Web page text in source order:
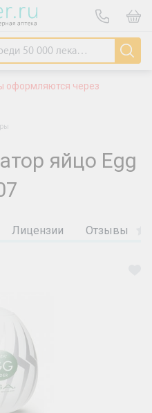
оформляются через
яйцо Egg
Лицензии Отзывы